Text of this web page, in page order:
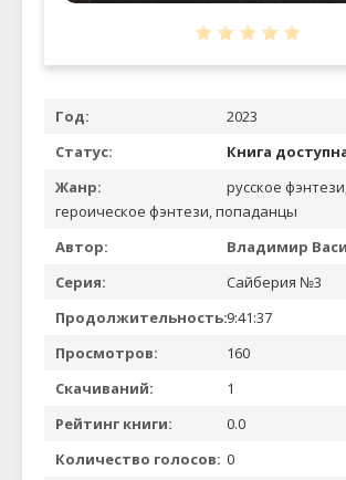
Год:
2023
Статус:
Книга
Жанр:
русское
героическое фэнтези, попаданцы
Автор:
Владимир
Серия:
Сайберия №3
Продолжительность:9:41:37
Просмотров:
160
Скачиваний:
1
Рейтинг книги:
0.0
Количество голосов: 0